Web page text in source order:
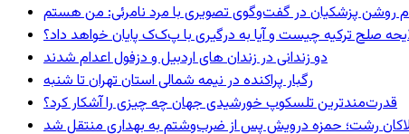
صلح ترکیه چیست و آیا به درگیری با پ‌ک‌ک پایان خواهد داد؟
دو زندانی در زندان های اردبیل و دزفول اعدام شدند
رگبار پراکنده در نیمه شمالی استان تهران تا شنبه
قدرت‌مندترین تلسکوپ خورشیدی جهان چه چیزی را آشکار کرد؟
لاکان رشت؛ حمزه درویش پس از ضرب‌وشتم به بهداری منتقل شد